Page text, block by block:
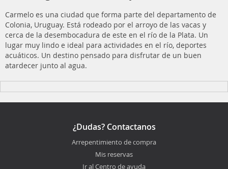
Carmelo es una ciudad que forma parte del departamento de
Colonia, Uruguay. Está rodeado por el arroyo de las vacas y
cerca de la desembocadura de este en el río de la Plata. Un
lugar muy lindo e ideal para actividades en el río, deportes
acuáticos. Un destino pensado para disfrutar de un buen
atardecer junto al agua.
¿Dudas? Contactanos
Arrepentimiento de compra
Mis reservas
Ir al Centro de ayuda